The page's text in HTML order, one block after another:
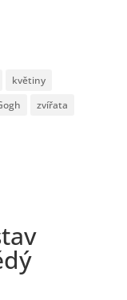
květiny
zvířata